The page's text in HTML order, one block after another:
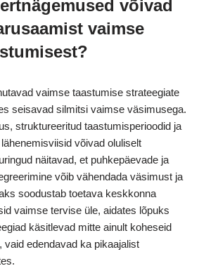
võivad
vaimse
vaimse taastumise strateegiate
seisavad silmitsi vaimse väsimusega.
struktureeritud taastumisperioodid ja
võivad oluliselt
näitavad, et puhkepäevade ja
võib vähendada väsimust ja
soodustab toetava keskkonna
vaimse tervise üle, aidates lõpuks
käsitlevad mitte ainult koheseid
edendavad ka pikaajalist